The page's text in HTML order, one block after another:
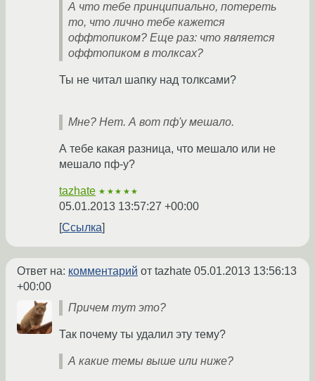
А что тебе принципиально, потереть
то, что лично тебе кажется
оффтопиком? Еще раз: что является
оффтопиком в толксах?
Ты не читал шапку над толксами?
Мне? Нет. А вот пф'у мешало.
А тебе какая разница, что мешало или не
мешало пф-у?
tazhate ★★★★★
05.01.2013 13:57:27 +00:00
Ссылка
Ответ на: комментарий от tazhate 05.01.2013 13:56:13
+00:00
Причем тут это?
Так почему ты удалил эту тему?
А какие темы выше или ниже?